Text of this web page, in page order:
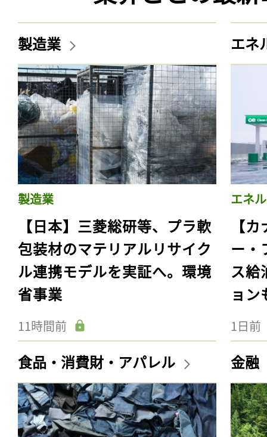
製造業
製造業
【日本】三菱総研等、プラ軟
包装材のマテリアルリサイク
ル連携モデルを実証へ。環境
省事業
11時間前
エネ
エネ
【
ー・
ス給
ョン
1日前
食品・消費財・アパレル 金融